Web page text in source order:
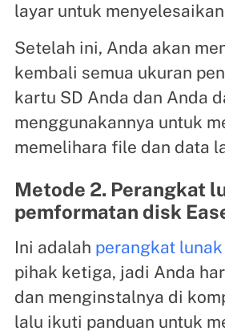
layar untuk
Setelah ini, Anda akan
kembali semua ukuran
kartu SD Anda dan Anda
menggunakannya untuk
memelihara file dan data
Metode 2. Perangkat
pemformatan disk
Ini adalah perangkat
pihak ketiga, jadi Anda
dan menginstalnya di
lalu ikuti panduan untuk